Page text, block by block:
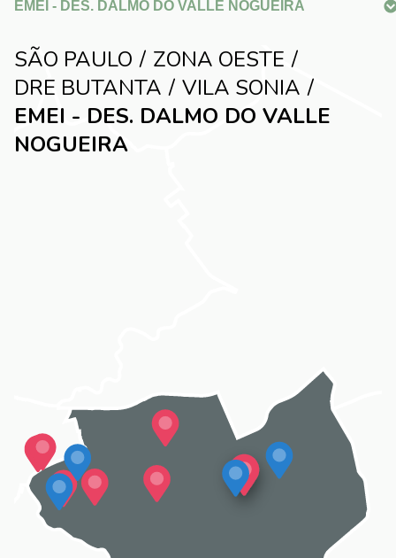
SÃO PAULO
ZONA OESTE
DRE BUTANTA
VILA SONIA
EMEI - DES. DALMO DO VALLE
NOGUEIRA